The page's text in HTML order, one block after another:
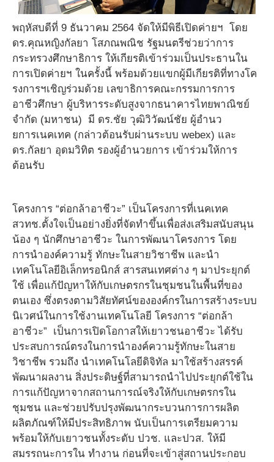
พฤหัสบดีที่ 9 ธันวาคม 2564 จัดให้มีพิธีเปิดค่ายฯ โดย
ดร.คุณหญิงกัลยา โสภณพณิช รัฐมนตรีช่วยว่าการ
กระทรวงศึกษาธิการ ให้เกียรติเข้าร่วมเป็นประธานใน
การเปิดค่ายฯ ในครั้งนี้ พร้อมด้วยแขกผู้มีเกียรติที่ทางโค
รงการฯเชิญร่วมด้วย เลขาธิการคณะกรรมการการ
อาชีวศึกษา ผู้บริหารระดับสูงจากธนาคารไทยพาณิชย์
จำกัด (มหาชน) มี ดร.ชัย วุฒิวิวัฒน์ชัย ผู้อำนว
ยการเนคเทค (กล่าวต้อนรับผ่านระบบ webex) และ
ดร.กัลยา อุดมวิทิต รองผู้อำนวยการ เข้าร่วมให้การ
ต้อนรับ
โครงการ “ต่อกล้าอาชีวะ” เป็นโครงการที่เนคเทค
สวทช.ตั้งใจเป็นอย่างยิ่งที่จัดทำขึ้นเพื่อส่งเสริมสนับสนุน
น้อง ๆ นักศึกษาอาชีวะ ในการพัฒนาโครงการ โดย
การนำองค์ความรู้ ทักษะในสายวิชาชีพ และนำ
เทคโนโลยีอิเล็กทรอนิกส์ สารสนเทศต่าง ๆ มาประยุกต์
ใช้ เพื่อแก้ปัญหาให้กับเกษตรกรในชุมชนในพื้นที่ของ
ตนเอง ซึ่งตรงตามวิสัยทัศน์ขององค์กรในการสร้างระบบ
นิเวศน์ในการใช้งานเทคโนโลยี โครงการ “ต่อกล้า
อาชีวะ” เป็นการเปิดโอกาสให้เยาวชนอาชีวะ ได้รับ
ประสบการณ์ตรงในการนําองค์ความรู้ทักษะในสาย
วิชาชีพ รวมถึง นําเทคโนโลยีดิจิทัล มาใช้สร้างสรรค์
พัฒนาผลงาน สิ่งประดิษฐ์ที่สามารถนําไปประยุกต์ใช้ใน
การแก้ปัญหาจากสถานการณ์จริงให้กับเกษตรกรใน
ชุมชน และช่วยปรับปรุงพัฒนากระบวนการการผลิต
ผลิตภัณฑ์ให้มีประสิทธิภาพ นับเป็นการเตรียมความ
พร้อมให้กับเยาวชนทั้งระดับ ปวช. และปวส. ให้มี
สมรรถนะการใน ทำงาน ก่อนที่จะเข้าสู่สถานประกอบ